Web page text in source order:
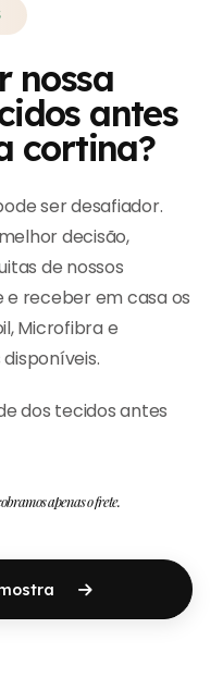
nossa
antes
cortina?
ser desafiador.
decisão,
de nossos
e receber em casa os
Microfibra e
dos tecidos antes
apenas o frete.